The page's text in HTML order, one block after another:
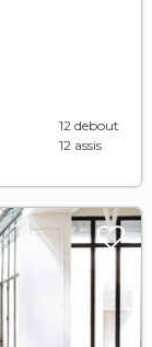
12 debout
12 assis